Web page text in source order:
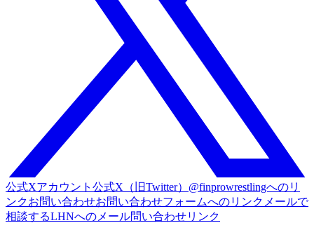
公式Xアカウント 公式X（旧Twitter）@finprowrestlingへのリ
ンクお問い合わせお問い合わせフォームへのリンク メールで
相談するLHNへのメール問い合わせリンク